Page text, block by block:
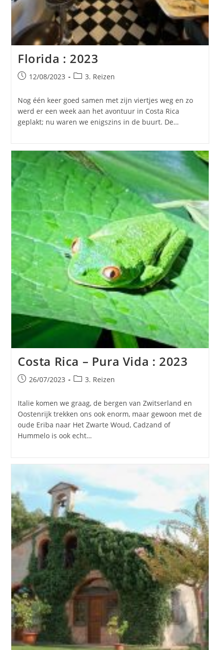
Florida : 2023
Bericht
op:
12/08/2023 Berichtcategorie:
3. Reizen
Nog één keer goed samen met zijn viertjes weg en zo
werd er een week aan het avontuur in Costa Rica
geplakt; nu waren we enigszins in de buurt. De…
Costa Rica – Pura Vida : 2023
Bericht
op:
26/07/2023 Berichtcategorie:
3. Reizen
Italie komen we graag, de bergen van Zwitserland en
Oostenrijk trekken ons ook enorm, maar gewoon met de
oude Eriba naar Het Zwarte Woud, Cadzand of
Hummelo is ook echt…